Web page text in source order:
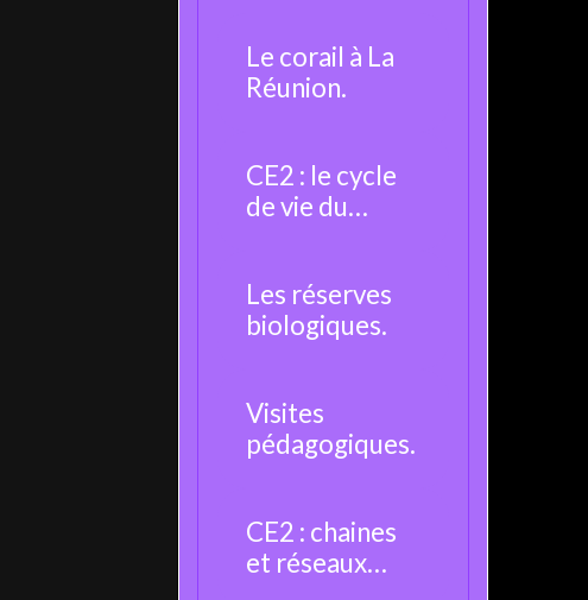
Le corail à La
Réunion.
CE2 : le cycle
de vie du
Les réserves
biologiques.
Visites
pédagogiques.
CE2 : chaines
et réseaux